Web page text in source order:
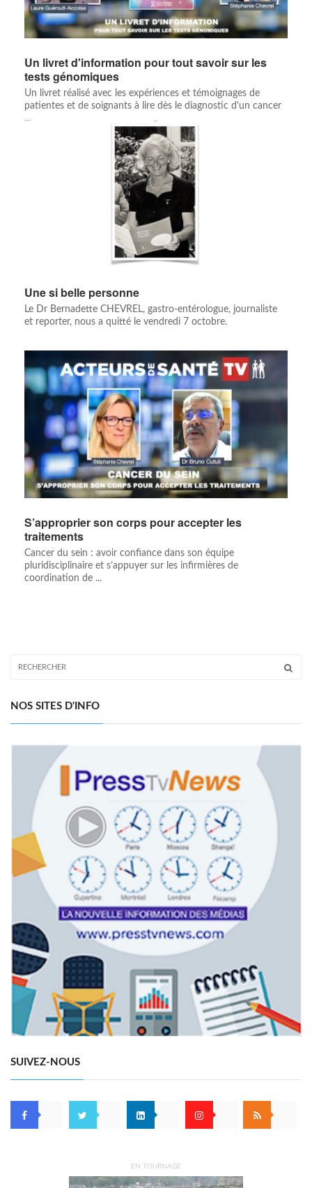
Un livret d'information pour tout savoir sur les
tests génomiques
Un livret réalisé avec les expériences et témoignages de
patientes et de soignants à lire dès le diagnostic d'un cancer
...
Une si belle personne
Le Dr Bernadette CHEVREL, gastro-entérologue, journaliste
et reporter, nous a quitté le vendredi 7 octobre.
S’approprier son corps pour accepter les
traitements
Cancer du sein : avoir confiance dans son équipe
pluridisciplinaire et s’appuyer sur les infirmières de
coordination de ...
NOS SITES D'INFO
SUIVEZ-NOUS
EN TOURNAGE